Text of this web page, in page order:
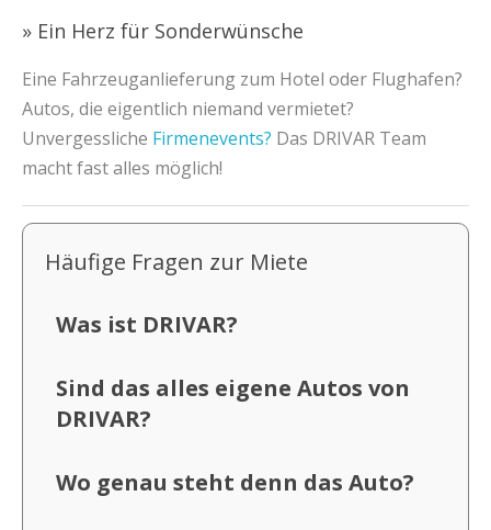
» Ein Herz für Sonderwünsche
Eine Fahrzeuganlieferung zum Hotel oder Flughafen?
Autos, die eigentlich niemand vermietet?
Unvergessliche Firmenevents? Das DRIVAR Team
macht fast alles möglich!
Häufige Fragen zur Miete
Was ist DRIVAR?
Sind das alles eigene Autos von
DRIVAR?
Wo genau steht denn das Auto?